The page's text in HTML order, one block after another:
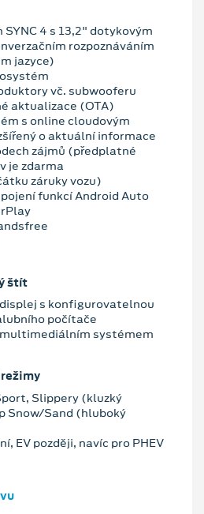
4 s 13,2" dotykovým
rozpoznáváním
jazyce)
vč. subwooferu
aktualizace (OTA)
s online cloudovým
o aktuální informace
zájmů (předplatné
je zdarma
záruky vozu)
funkcí Android Auto
štít
s konfigurovatelnou
počítače
systémem
Slippery (kluzký
Snow/Sand (hluboký
EV později, navíc pro PHEV